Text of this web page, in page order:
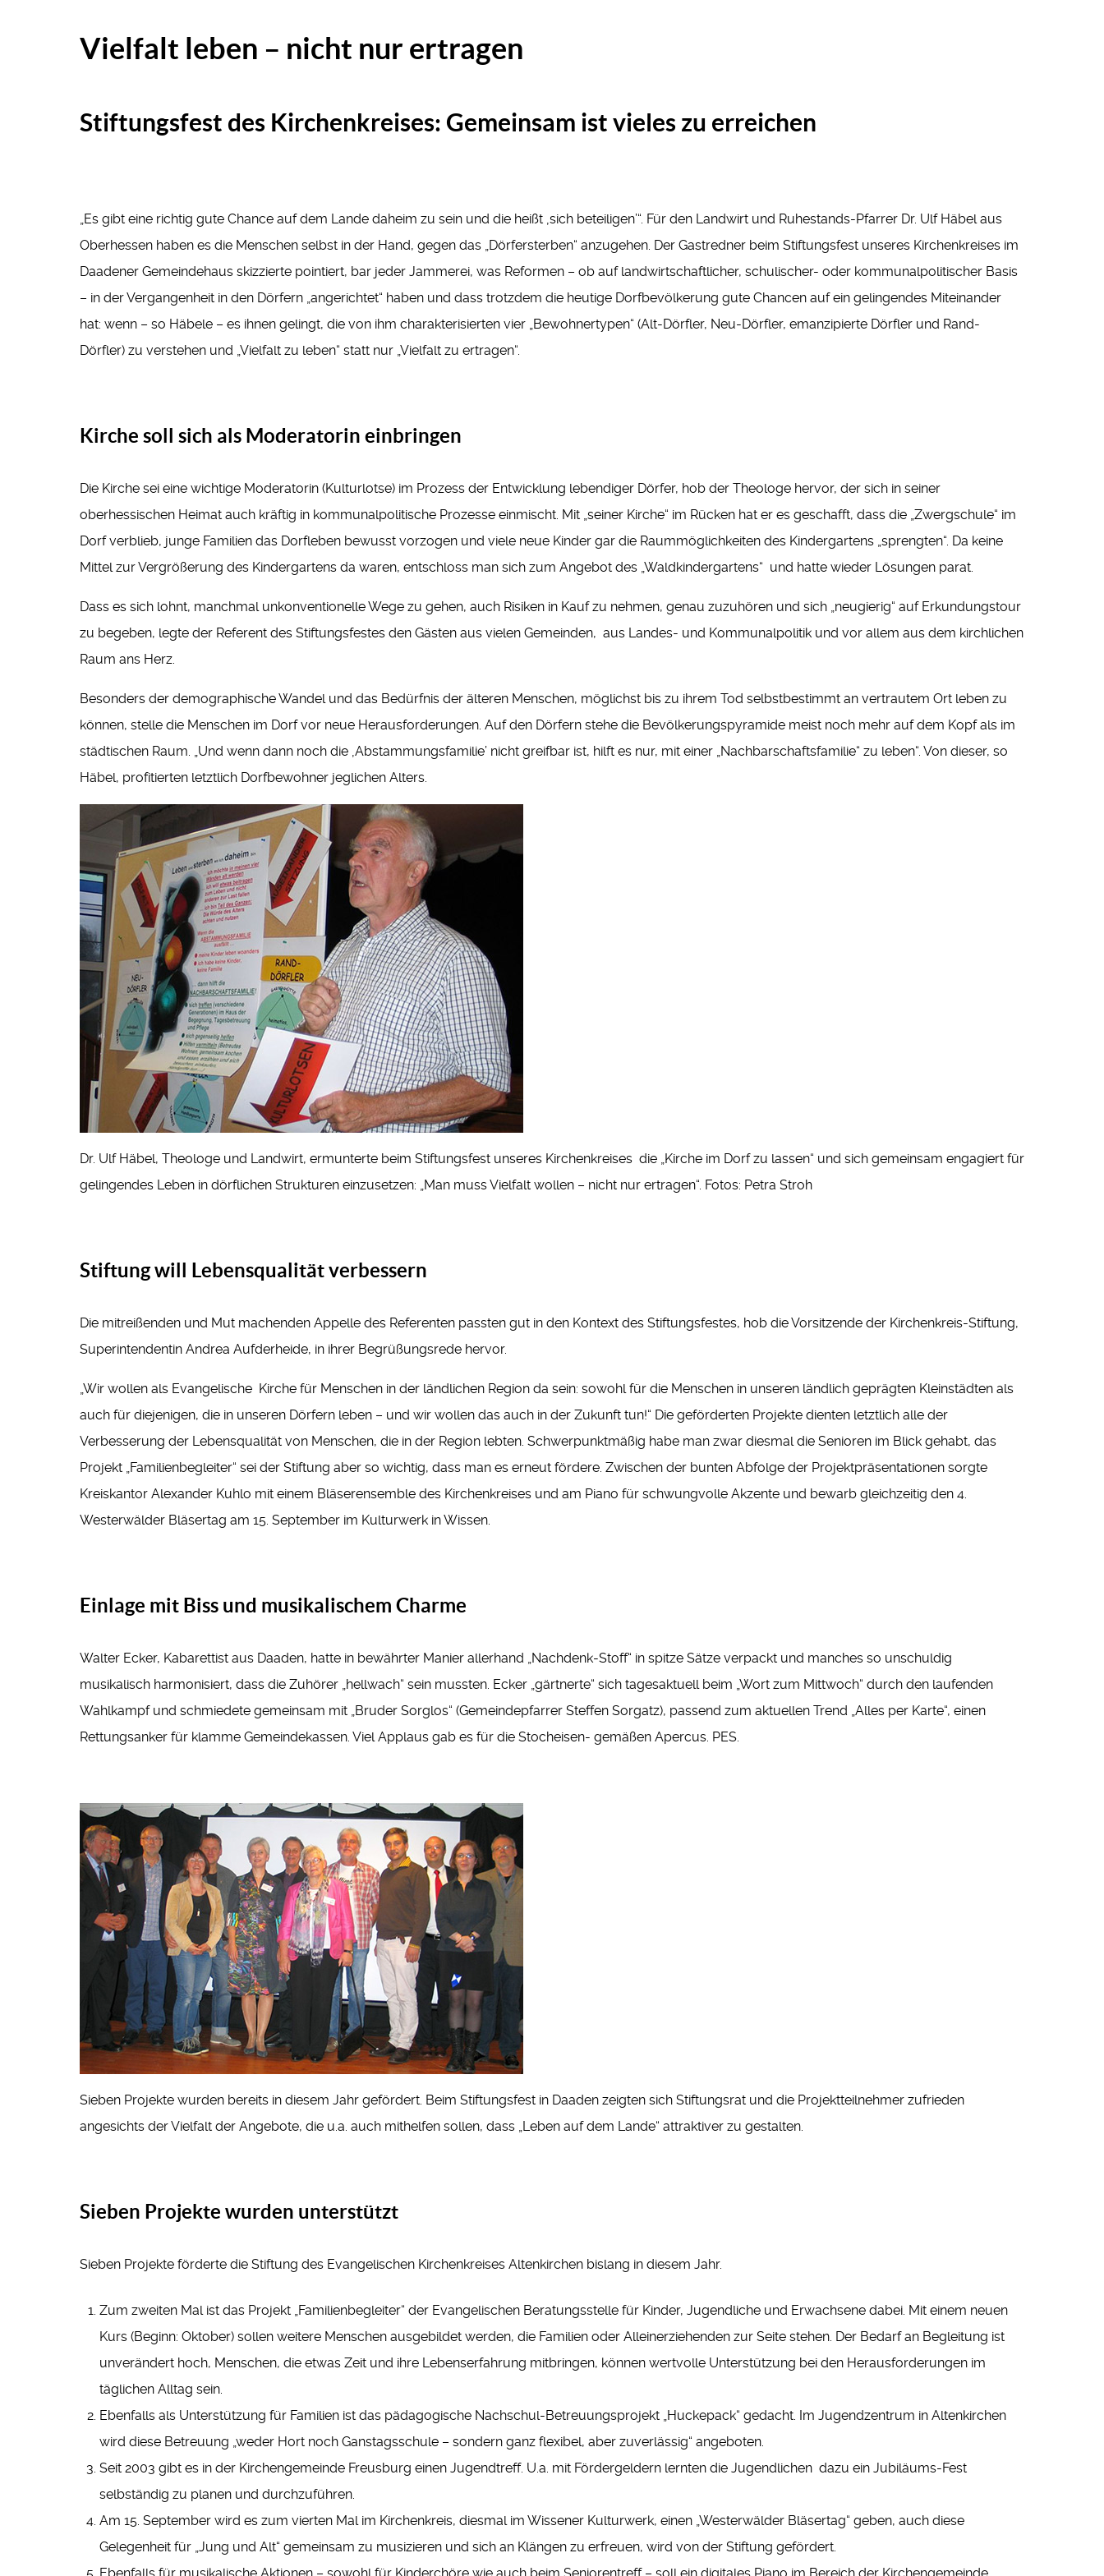
Vielfalt leben – nicht nur ertragen
Stiftungsfest des Kirchenkreises: Gemeinsam ist vieles zu erreichen
„Es gibt eine richtig gute Chance auf dem Lande daheim zu sein und die heißt ‚sich beteiligen’“. Für den Landwirt und Ruhestands-Pfarrer Dr. Ulf Häbel aus
Oberhessen haben es die Menschen selbst in der Hand, gegen das „Dörfersterben“ anzugehen. Der Gastredner beim Stiftungsfest unseres Kirchenkreises im
Daadener Gemeindehaus skizzierte pointiert, bar jeder Jammerei, was Reformen – ob auf landwirtschaftlicher, schulischer- oder kommunalpolitischer Basis
– in der Vergangenheit in den Dörfern „angerichtet“ haben und dass trotzdem die heutige Dorfbevölkerung gute Chancen auf ein gelingendes Miteinander
hat: wenn – so Häbele – es ihnen gelingt, die von ihm charakterisierten vier „Bewohnertypen“ (Alt-Dörfler, Neu-Dörfler, emanzipierte Dörfler und Rand-
Dörfler) zu verstehen und „Vielfalt zu leben“ statt nur „Vielfalt zu ertragen“.
Kirche soll sich als Moderatorin einbringen
Die Kirche sei eine wichtige Moderatorin (Kulturlotse) im Prozess der Entwicklung lebendiger Dörfer, hob der Theologe hervor, der sich in seiner
oberhessischen Heimat auch kräftig in kommunalpolitische Prozesse einmischt. Mit „seiner Kirche“ im Rücken hat er es geschafft, dass die „Zwergschule“ im
Dorf verblieb, junge Familien das Dorfleben bewusst vorzogen und viele neue Kinder gar die Raummöglichkeiten des Kindergartens „sprengten“. Da keine
Mittel zur Vergrößerung des Kindergartens da waren, entschloss man sich zum Angebot des „Waldkindergartens“ und hatte wieder Lösungen parat.
Dass es sich lohnt, manchmal unkonventionelle Wege zu gehen, auch Risiken in Kauf zu nehmen, genau zuzuhören und sich „neugierig“ auf Erkundungstour
zu begeben, legte der Referent des Stiftungsfestes den Gästen aus vielen Gemeinden, aus Landes- und Kommunalpolitik und vor allem aus dem kirchlichen
Raum ans Herz.
Besonders der demographische Wandel und das Bedürfnis der älteren Menschen, möglichst bis zu ihrem Tod selbstbestimmt an vertrautem Ort leben zu
können, stelle die Menschen im Dorf vor neue Herausforderungen. Auf den Dörfern stehe die Bevölkerungspyramide meist noch mehr auf dem Kopf als im
städtischen Raum. „Und wenn dann noch die ‚Abstammungsfamilie’ nicht greifbar ist, hilft es nur, mit einer „Nachbarschaftsfamilie“ zu leben“. Von dieser, so
Häbel, profitierten letztlich Dorfbewohner jeglichen Alters.
Dr. Ulf Häbel, Theologe und Landwirt, ermunterte beim Stiftungsfest unseres Kirchenkreises die „Kirche im Dorf zu lassen“ und sich gemeinsam engagiert für
gelingendes Leben in dörflichen Strukturen einzusetzen: „Man muss Vielfalt wollen – nicht nur ertragen“. Fotos: Petra Stroh
Stiftung will Lebensqualität verbessern
Die mitreißenden und Mut machenden Appelle des Referenten passten gut in den Kontext des Stiftungsfestes, hob die Vorsitzende der Kirchenkreis-Stiftung,
Superintendentin Andrea Aufderheide, in ihrer Begrüßungsrede hervor.
„Wir wollen als Evangelische Kirche für Menschen in der ländlichen Region da sein: sowohl für die Menschen in unseren ländlich geprägten Kleinstädten als
auch für diejenigen, die in unseren Dörfern leben – und wir wollen das auch in der Zukunft tun!“ Die geförderten Projekte dienten letztlich alle der
Verbesserung der Lebensqualität von Menschen, die in der Region lebten. Schwerpunktmäßig habe man zwar diesmal die Senioren im Blick gehabt, das
Projekt „Familienbegleiter“ sei der Stiftung aber so wichtig, dass man es erneut fördere. Zwischen der bunten Abfolge der Projektpräsentationen sorgte
Kreiskantor Alexander Kuhlo mit einem Bläserensemble des Kirchenkreises und am Piano für schwungvolle Akzente und bewarb gleichzeitig den 4.
Westerwälder Bläsertag am 15. September im Kulturwerk in Wissen.
Einlage mit Biss und musikalischem Charme
Walter Ecker, Kabarettist aus Daaden, hatte in bewährter Manier allerhand „Nachdenk-Stoff“ in spitze Sätze verpackt und manches so unschuldig
musikalisch harmonisiert, dass die Zuhörer „hellwach“ sein mussten. Ecker „gärtnerte“ sich tagesaktuell beim „Wort zum Mittwoch“ durch den laufenden
Wahlkampf und schmiedete gemeinsam mit „Bruder Sorglos“ (Gemeindepfarrer Steffen Sorgatz), passend zum aktuellen Trend „Alles per Karte“, einen
Rettungsanker für klamme Gemeindekassen. Viel Applaus gab es für die Stocheisen- gemäßen Apercus. PES.
Sieben Projekte wurden bereits in diesem Jahr gefördert. Beim Stiftungsfest in Daaden zeigten sich Stiftungsrat und die Projektteilnehmer zufrieden
angesichts der Vielfalt der Angebote, die u.a. auch mithelfen sollen, dass „Leben auf dem Lande“ attraktiver zu gestalten.
Sieben Projekte wurden unterstützt
Sieben Projekte förderte die Stiftung des Evangelischen Kirchenkreises Altenkirchen bislang in diesem Jahr.
Zum zweiten Mal ist das Projekt „Familienbegleiter“ der Evangelischen Beratungsstelle für Kinder, Jugendliche und Erwachsene dabei. Mit einem neuen
Kurs (Beginn: Oktober) sollen weitere Menschen ausgebildet werden, die Familien oder Alleinerziehenden zur Seite stehen. Der Bedarf an Begleitung ist
unverändert hoch, Menschen, die etwas Zeit und ihre Lebenserfahrung mitbringen, können wertvolle Unterstützung bei den Herausforderungen im
täglichen Alltag sein.
Ebenfalls als Unterstützung für Familien ist das pädagogische Nachschul-Betreuungsprojekt „Huckepack“ gedacht. Im Jugendzentrum in Altenkirchen
wird diese Betreuung „weder Hort noch Ganstagsschule – sondern ganz flexibel, aber zuverlässig“ angeboten.
Seit 2003 gibt es in der Kirchengemeinde Freusburg einen Jugendtreff. U.a. mit Fördergeldern lernten die Jugendlichen dazu ein Jubiläums-Fest
selbständig zu planen und durchzuführen.
Am 15. September wird es zum vierten Mal im Kirchenkreis, diesmal im Wissener Kulturwerk, einen „Westerwälder Bläsertag“ geben, auch diese
Gelegenheit für „Jung und Alt“ gemeinsam zu musizieren und sich an Klängen zu erfreuen, wird von der Stiftung gefördert.